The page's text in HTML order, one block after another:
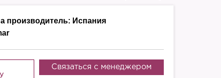
производитель: Испания
Связаться с менеджером